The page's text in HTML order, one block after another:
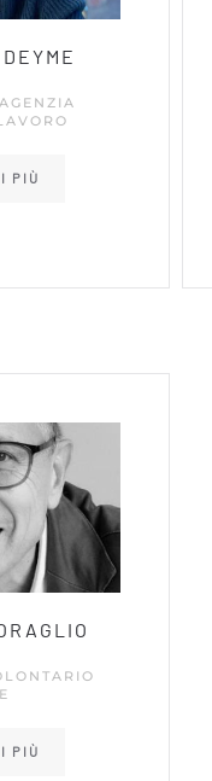
PIÙ
PIÙ